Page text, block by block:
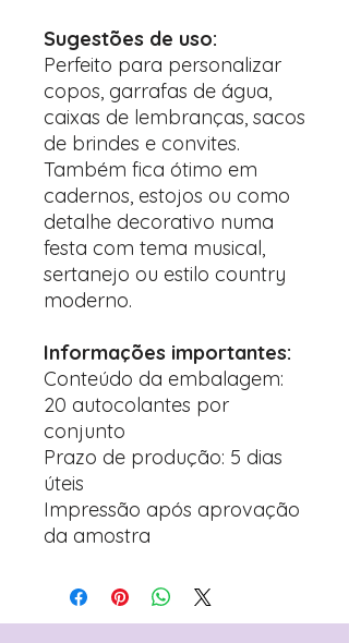
Sugestões de uso:
Perfeito para personalizar
copos, garrafas de água,
caixas de lembranças, sacos
de brindes e convites.
Também fica ótimo em
cadernos, estojos ou como
detalhe decorativo numa
festa com tema musical,
sertanejo ou estilo country
moderno.
Informações importantes:
Conteúdo da embalagem:
20 autocolantes por
conjunto
Prazo de produção: 5 dias
úteis
Impressão após aprovação
da amostra